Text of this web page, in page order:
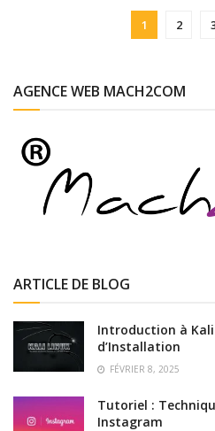
1 2
AGENCE WEB MACH2COM
ARTICLE DE BLOG
Introduction à
d’Installation
FÉVRIER 8, 2025
Tutoriel :
Instagram